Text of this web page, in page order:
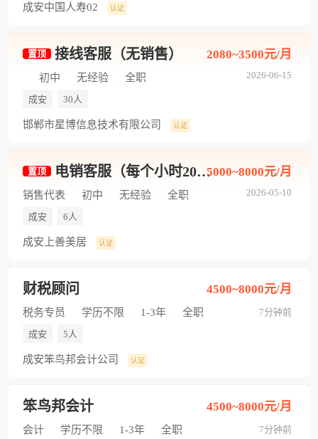
成安中国人寿02 认证
置顶 接线客服（无销售）
2026-06-15
2080~3500元/月
初中 无经验 全职
成安 30人
邯郸市星博信息技术有限公司 认证
置顶 电销客服（每个小时20+周结+时间自由）
2026-05-10
5000~8000元/月
销售代表 初中 无经验 全职
成安 6人
成安上善美居 认证
财税顾问
7分钟前
4500~8000元/月
税务专员 学历不限 1-3年 全职
成安 5人
成安笨鸟邦会计公司 认证
笨鸟邦会计
7分钟前
4500~8000元/月
会计 学历不限 1-3年 全职